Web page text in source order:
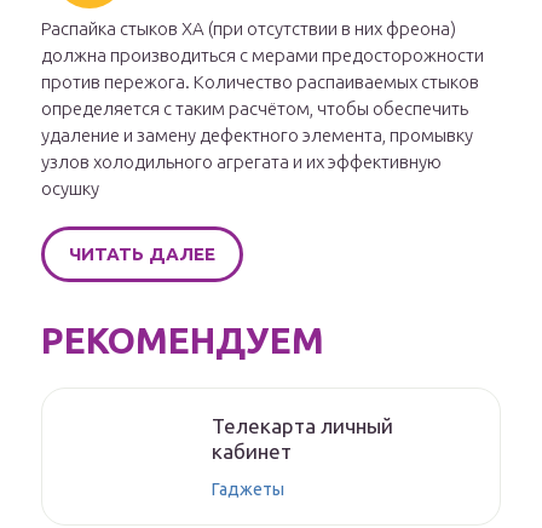
Распайка стыков ХА (при отсутствии в них фреона)
должна производиться с мерами предосторожности
против пережога. Количество распаиваемых стыков
определяется с таким расчётом, чтобы обеспечить
удаление и замену дефектного элемента, промывку
узлов холодильного агрегата и их эффективную
осушку
ЧИТАТЬ ДАЛЕЕ
РЕКОМЕНДУЕМ
Телекарта личный
кабинет
Гаджеты